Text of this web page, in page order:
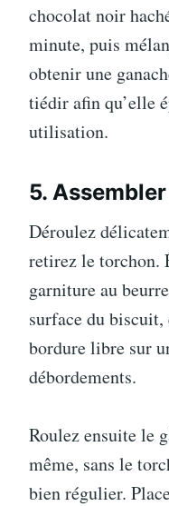
chocolat noir
minute, puis
obtenir une
tiédir afin qu’elle
utilisation.
5.
Déroulez
retirez le torchon.
garniture au
surface du
bordure libre sur
débordements.
Roulez ensuite le
même, sans le
bien régulier.